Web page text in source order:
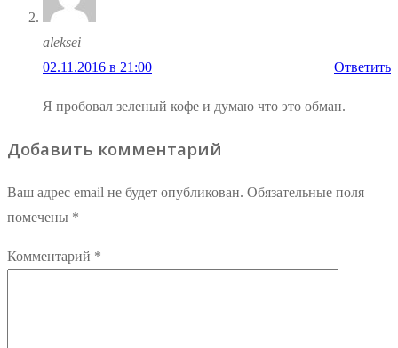
aleksei
02.11.2016 в 21:00
Ответить
Я пробовал зеленый кофе и думаю что это обман.
Добавить комментарий
Ваш адрес email не будет опубликован. Обязательные поля
помечены *
Комментарий *